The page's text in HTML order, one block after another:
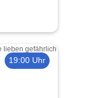
19:00 Uhr